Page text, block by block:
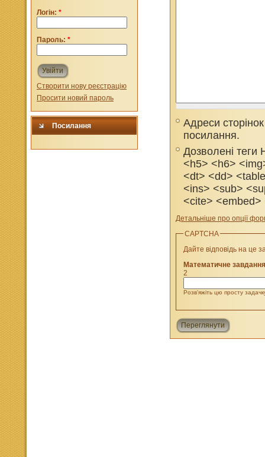
Логін: *
Пароль: *
Увійти
Створити нову реєстрацію
Просити новий пароль
Посилання
Адреси
посилання.
Дозволені
<h5> <h6>
<dt> <dd>
<ins> <sub>
<cite>
Детальніше про опції
CAPTCHA
Дайте відповідь на це
Математичне
2
Розв'яжіть цю просту
Переглянути